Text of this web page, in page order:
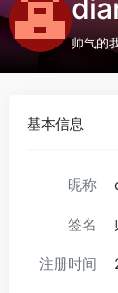
帅气的
基本信息
昵称
签名
注册时间